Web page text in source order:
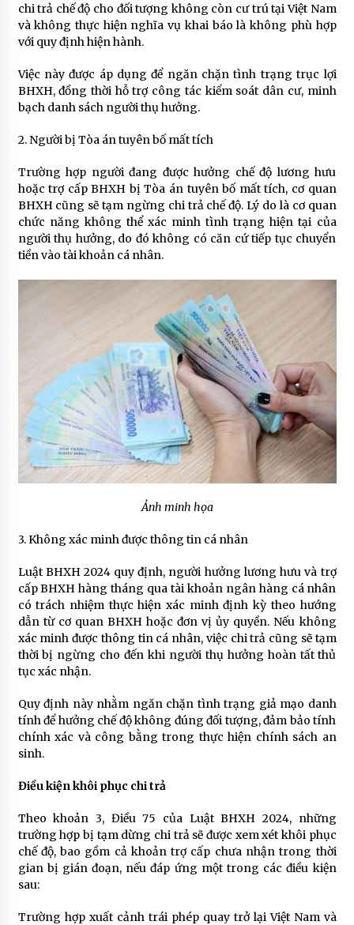
chi trả chế độ cho đối tượng không còn cư trú tại Việt Nam
và không thực hiện nghĩa vụ khai báo là không phù hợp
với quy định hiện hành.
Việc này được áp dụng để ngăn chặn tình trạng trục lợi
BHXH, đồng thời hỗ trợ công tác kiểm soát dân cư, minh
bạch danh sách người thụ hưởng.
2. Người bị Tòa án tuyên bố mất tích
Trường hợp người đang được hưởng chế độ lương hưu
hoặc trợ cấp BHXH bị Tòa án tuyên bố mất tích, cơ quan
BHXH cũng sẽ tạm ngừng chi trả chế độ. Lý do là cơ quan
chức năng không thể xác minh tình trạng hiện tại của
người thụ hưởng, do đó không có căn cứ tiếp tục chuyển
tiền vào tài khoản cá nhân.
Ảnh minh họa
3. Không xác minh được thông tin cá nhân
Luật BHXH 2024 quy định, người hưởng lương hưu và trợ
cấp BHXH hàng tháng qua tài khoản ngân hàng cá nhân
có trách nhiệm thực hiện xác minh định kỳ theo hướng
dẫn từ cơ quan BHXH hoặc đơn vị ủy quyền. Nếu không
xác minh được thông tin cá nhân, việc chi trả cũng sẽ tạm
thời bị ngừng cho đến khi người thụ hưởng hoàn tất thủ
tục xác nhận.
Quy định này nhằm ngăn chặn tình trạng giả mạo danh
tính để hưởng chế độ không đúng đối tượng, đảm bảo tính
chính xác và công bằng trong thực hiện chính sách an
sinh.
Điều kiện khôi phục chi trả
Theo khoản 3, Điều 75 của Luật BHXH 2024, những
trường hợp bị tạm dừng chi trả sẽ được xem xét khôi phục
chế độ, bao gồm cả khoản trợ cấp chưa nhận trong thời
gian bị gián đoạn, nếu đáp ứng một trong các điều kiện
sau:
Trường hợp xuất cảnh trái phép quay trở lại Việt Nam và